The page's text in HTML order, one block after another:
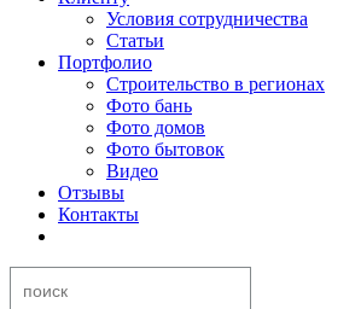
Условия сотрудничества
Статьи
Портфолио
Строительство в регионах
Фото бань
Фото домов
Фото бытовок
Видео
Отзывы
Контакты